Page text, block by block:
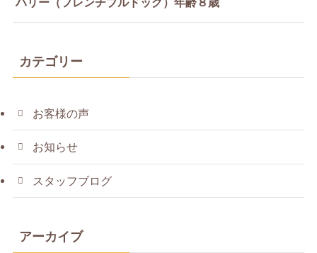
カテゴリー
お客様の声
お知らせ
スタッフブログ
アーカイブ